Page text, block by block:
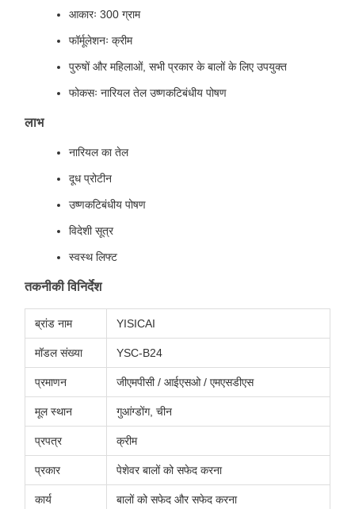
आकारः 300 ग्राम
फॉर्मूलेशनः क्रीम
पुरुषों और महिलाओं, सभी प्रकार के बालों के लिए उपयुक्त
फोकसः नारियल तेल उष्णकटिबंधीय पोषण
लाभ
नारियल का तेल
दूध प्रोटीन
उष्णकटिबंधीय पोषण
विदेशी सूत्र
स्वस्थ लिफ्ट
तकनीकी विनिर्देश
ब्रांड नाम YISICAI
मॉडल संख्या YSC-B24
प्रमाणन जीएमपीसी / आईएसओ / एमएसडीएस
मूल स्थान गुआंग्डोंग, चीन
प्रपत्र क्रीम
प्रकार पेशेवर बालों को सफेद करना
कार्य बालों को सफेद और सफेद करना